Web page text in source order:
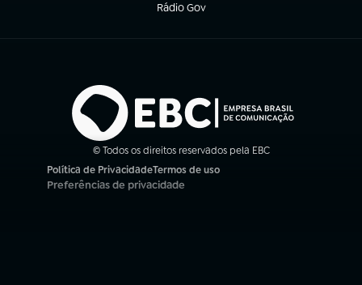
Rádio Gov
(abre em nova aba)
© Todos os direitos reservados pela EBC
Política de Privacidade
(abre em nova aba)
Termos de uso
(abre em nova aba)
Preferências de privacidade